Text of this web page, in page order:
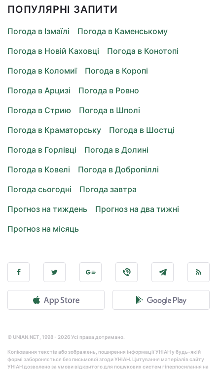
ПОПУЛЯРНІ ЗАПИТИ
Погода в Ізмаїлі
Погода в Каменському
Погода в Новій Каховці
Погода в Конотопі
Погода в Коломиї
Погода в Коропі
Погода в Арцизі
Погода в Ровно
Погода в Стрию
Погода в Шполі
Погода в Краматорську
Погода в Шостці
Погода в Горлівці
Погода в Долині
Погода в Ковелі
Погода в Добропіллі
Погода сьогодні
Погода завтра
Прогноз на тиждень
Прогноз на два тижні
Прогноз на місяць
© UNIAN.NET, 1998 - 2026 Усі права дотримано.
Копіювання текстів або зображень, поширення інформації УНІАН у будь-якій
формі забороняється без письмової згоди УНІАН. Цитування матеріалів сайту
УНІАН дозволено за умови відкритого для пошукових систем гіперпосилання на